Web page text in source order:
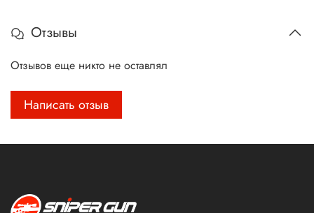
Отзывы
Отзывов еще никто не оставлял
Написать отзыв